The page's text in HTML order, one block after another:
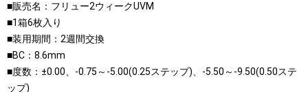
■販売名：フリュー2ウィークUVM
■1箱6枚入り
■装用期間：2週間交換
■BC：8.6mm
■度数：±0.00、-0.75～-5.00(0.25ステップ)、-5.50～-9.50(0.50ステ
ップ)